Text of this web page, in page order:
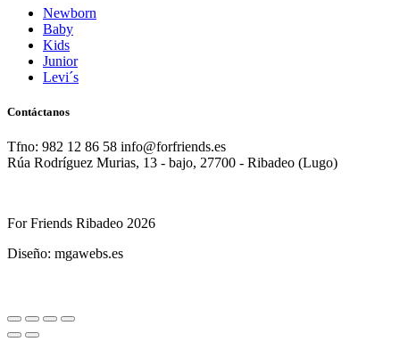
Newborn
Baby
Kids
Junior
Levi´s
Contáctanos
Tfno: 982 12 86 58 info@forfriends.es
Rúa Rodríguez Murias, 13 - bajo, 27700 - Ribadeo (Lugo)
For Friends Ribadeo 2026
Diseño: mgawebs.es